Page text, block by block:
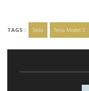
TAGS : Tesla Tesla Model 3